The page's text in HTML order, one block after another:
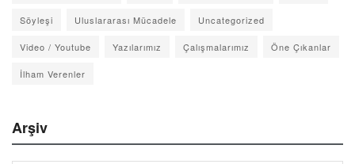
Söyleşi Uluslararası Mücadele Uncategorized
Video / Youtube Yazılarımız Çalışmalarımız Öne Çıkanlar
İlham Verenler
Arşiv